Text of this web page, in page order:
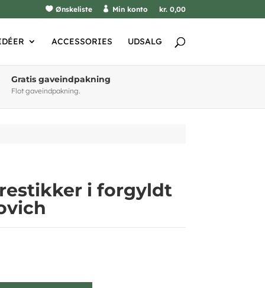
Ønskeliste Min konto kr. 0,00
ACCESSORIES UDSALG
Gratis gaveindpakning
Flot gaveindpakning.
i forgyldt